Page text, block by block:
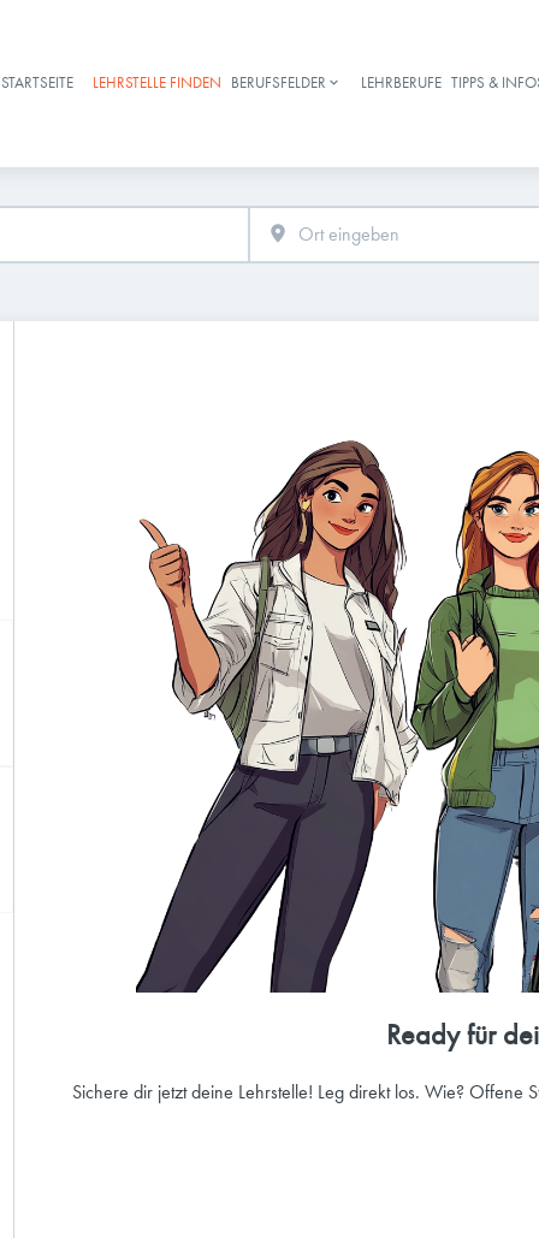
Haupt-
STARTSEITE LEHRSTELLE FINDEN BERUFSFELDER LEHRBERUFE TIPPS &
Ready für
Sichere dir jetzt deine Lehrstelle! Leg direkt los. Wie? Offene